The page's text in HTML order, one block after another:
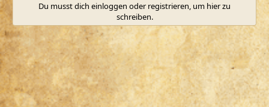
Du musst dich einloggen oder registrieren, um hier zu
schreiben.